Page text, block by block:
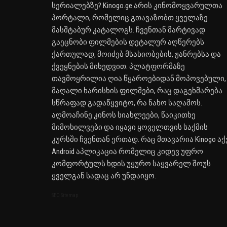
სერიალებზე? Kinogo.ge არის კინომოყვარულთა
პორტალი, რომელიც გთავაზობთ ყველაზე
მასშტაბურ კატალოგს. ჩვენთან მარტივად
გაეცნობი ფილმების დეტალურ აღწერებს
ქართულად, მოიძებ მსახიობების, ჟანრებსა და
ქვეყნების მიხედვით. პლატფორმაზე
თავმოყრილია ღია წყაროებიდან მოპოვებული,
მაღალი ხარისხის ფილმები, რაც დაგეხმარება
სწრაფად გადაწყვიტო, რა ნახო საღამოს.
აღმოაჩინე კინოს სიახლეები, წაიკითხე
მიმოხილვები და იყავი ყოველთვის საქმის
კურსში ჩვენთან ერთად. რაც მთავარია Kinogo
Android აპლიკაცია რომელიც კიდევ უფრო
კომფორტულს ხდის უყურო საყვარელ შოუს
ყველგან სადაც არ უნდაიყო.